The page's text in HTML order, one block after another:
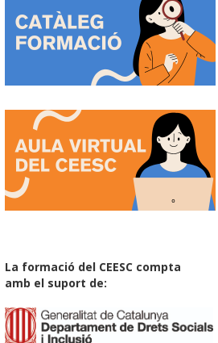
La formació del CEESC compta
amb el suport de: